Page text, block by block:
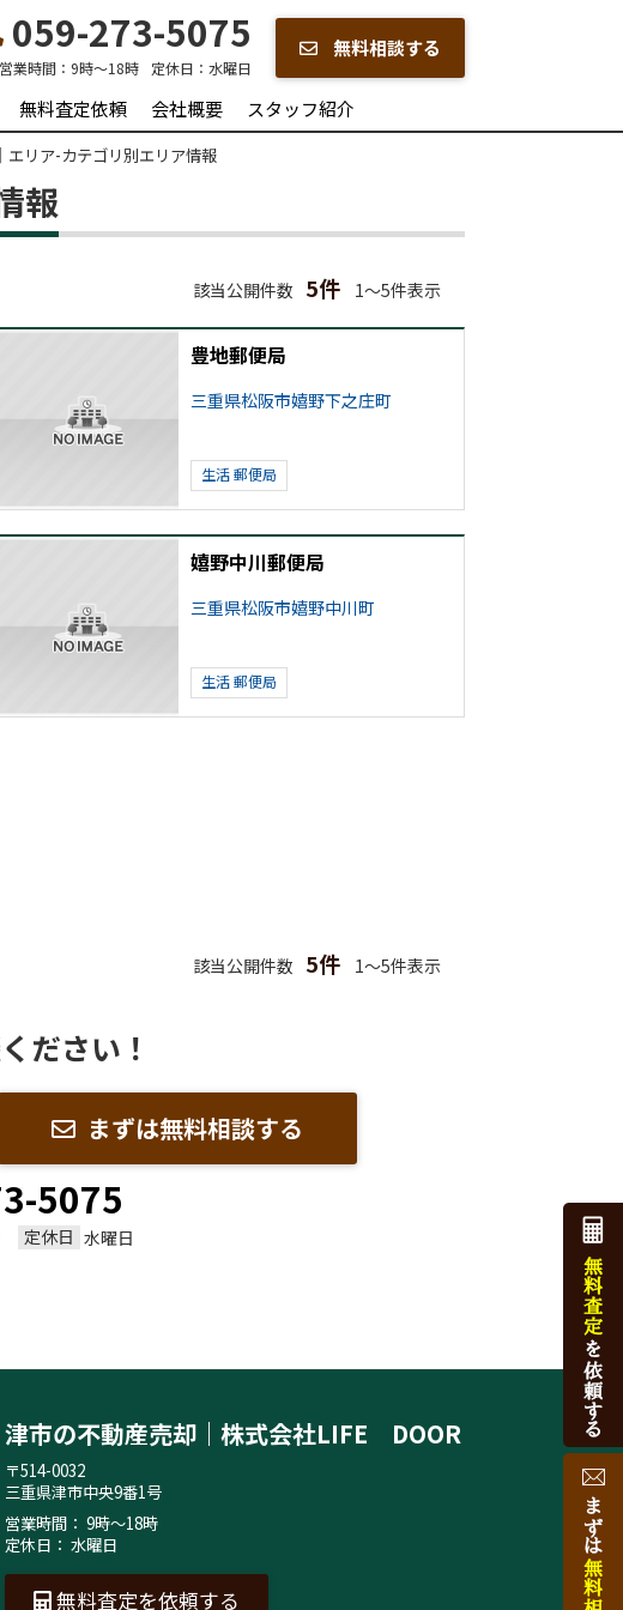
059-273-5075
営業時間： 9時～18時 定休日： 水曜日
無料相談する
無料査定依頼 会社概要 スタッフ紹介
エリア-カテゴリ別エリア情報
報
該当公開件数 5件 1～5件表示
豊地郵便局
三重県松阪市嬉野下之庄町
生活郵便局
嬉野中川郵便局
三重県松阪市嬉野中川町
生活郵便局
該当公開件数 5件 1～5件表示
ださい！
まずは無料相談する
5075
定休日 水曜日
津市の不動産売却｜株式会社LIFE DOOR
〒514-0032
三重県津市中央9番1号
営業時間： 9時～18時
定休日： 水曜日
無料査定を依頼する